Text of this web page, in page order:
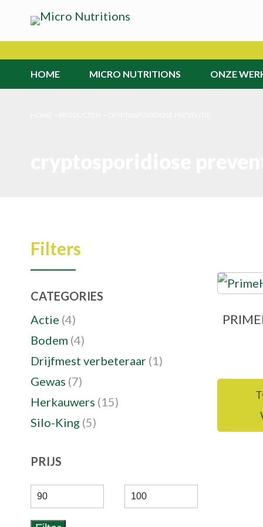
HOME MICRO NUTRITIONS ONZE
Filters
CATEGORIES
Actie (4)
Bodem (4)
Drijfmest verbeteraar (1)
Gewas (7)
Herkauwers (15)
Silo-King (5)
PRIJS
Min.
prijs
Max.